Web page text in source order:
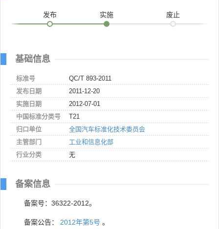
发布 实施 废止
基础信息
标准号
QC/T 893-2011
发布日期
2011-12-20
实施日期
2012-07-01
中国标准分类号
T21
归口单位
全国汽车标准化技术委员会
主管部门
工业和信息化部
行业分类
无
备案信息
备案号：36322-2012。
备案公告： 2012年第5号 。